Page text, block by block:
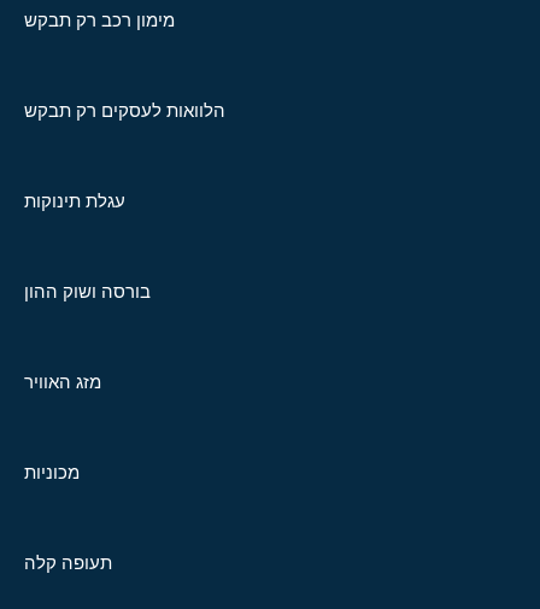
מימון רכב רק תבקש
הלוואות לעסקים רק תבקש
עגלת תינוקות
בורסה ושוק ההון
מזג האוויר
מכוניות
תעופה קלה